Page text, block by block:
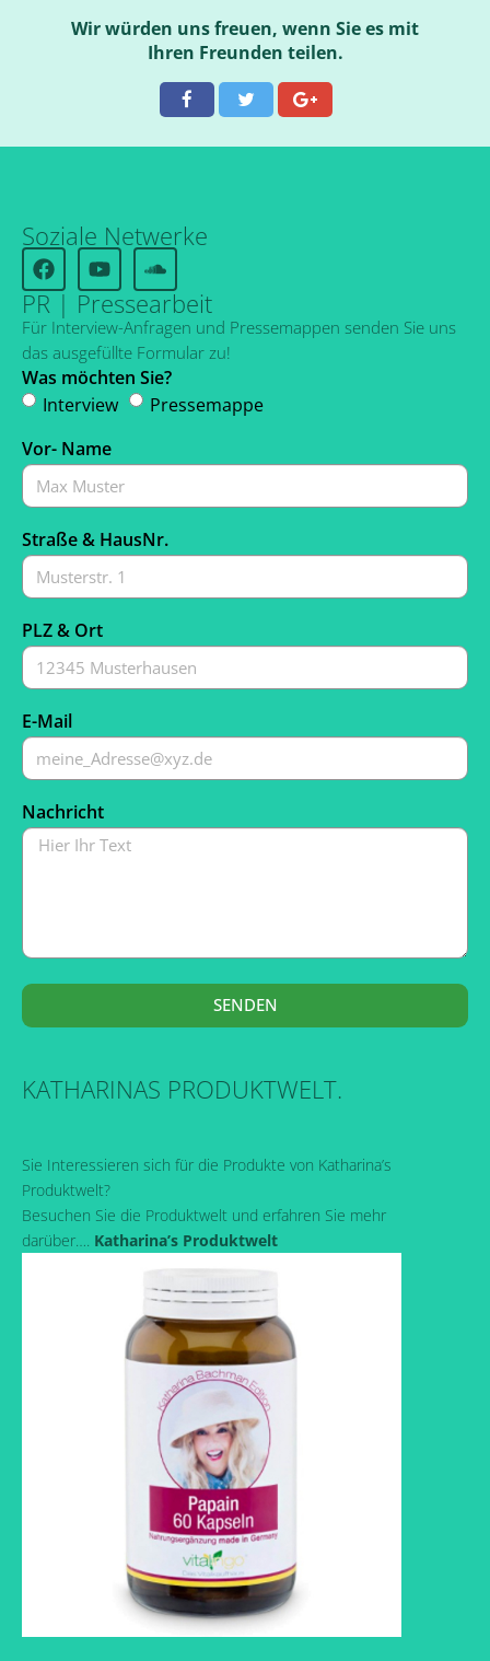
Wir würden uns freuen, wenn Sie es mit
Ihren Freunden teilen.
Soziale Netwerke
PR | Pressearbeit
Für Interview-Anfragen und Pressemappen senden Sie uns
das ausgefüllte Formular zu!
Was möchten Sie?
Interview
Pressemappe
Vor- Name
Straße & HausNr.
PLZ & Ort
E-Mail
Nachricht
SENDEN
KATHARINAS PRODUKTWELT.
Sie Interessieren sich für die Produkte von Katharina’s
Produktwelt?
Besuchen Sie die Produktwelt und erfahren Sie mehr
darüber….
Katharina’s Produktwelt